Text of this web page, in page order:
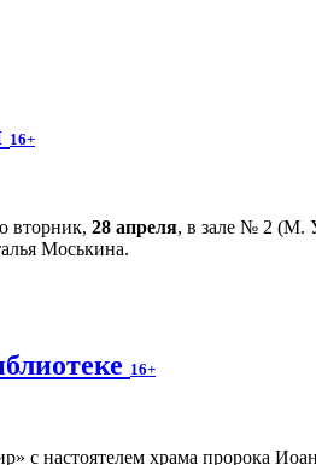
16+
вторник, 28 апреля, в зале № 2 (М.
Моськина.
16+
с настоятелем храма пророка